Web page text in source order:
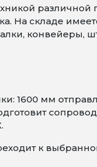
различной
На складе
конвейеры,
1600 мм
к